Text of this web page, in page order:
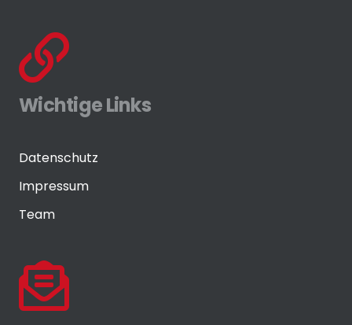
Wichtige Links
Datenschutz
Impressum
Team